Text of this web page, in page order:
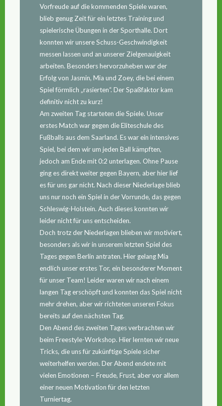
Vorfreude auf die kommenden Spiele waren,
blieb genug Zeit für ein letztes Training und
spielerische Übungen in der Sporthalle. Dort
konnten wir unsere Schuss-Geschwindigkeit
messen lassen und an unserer Zielgenauigkeit
arbeiten. Besonders hervorzuheben war der
Erfolg von Jasmin, Mia und Zoey, die bei einem
Spiel förmlich „rasierten“. Der Spaßfaktor kam
definitiv nicht zu kurz!
Am zweiten Tag starteten die Spiele. Unser
erstes Match war gegen die Eliteschule des
Fußballs aus dem Saarland. Es war ein intensives
Spiel, bei dem wir um jeden Ball kämpften,
jedoch am Ende mit 0:2 unterlagen. Ohne Pause
ging es direkt weiter gegen Bayern, aber hier lief
es für uns gar nicht. Nach dieser Niederlage blieb
uns nur noch ein Spiel in der Vorrunde, das gegen
Schleswig-Holstein. Auch dieses konnten wir
leider nicht für uns entscheiden.
Doch trotz der Niederlagen blieben wir motiviert,
besonders als wir in unserem letzten Spiel des
Tages gegen Berlin antraten. Hier gelang Mia
endlich unser erstes Tor, ein besonderer Moment
für unser Team! Leider waren wir nach einem
langen Tag erschöpft und konnten das Spiel nicht
mehr drehen, aber wir richteten unseren Fokus
bereits auf den nächsten Tag.
Den Abend des zweiten Tages verbrachten wir
beim Freestyle-Workshop. Hier lernten wir neue
Tricks, die uns für zukünftige Spiele sicher
weiterhelfen werden. Der Abend endete mit
vielen Emotionen – Freude, Frust, aber vor allem
einer neuen Motivation für den letzten
Turniertag.